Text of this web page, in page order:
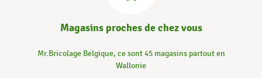
Magasins proches de chez vous
Mr.Bricolage Belgique, ce sont 45 magasins partout en
Wallonie